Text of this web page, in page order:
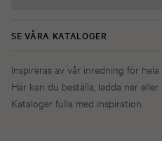
SE VÅRA KATALOGER
Inspireras av vår inredning för hela
Här kan du beställa, ladda ner
Kataloger fulla med inspiration.